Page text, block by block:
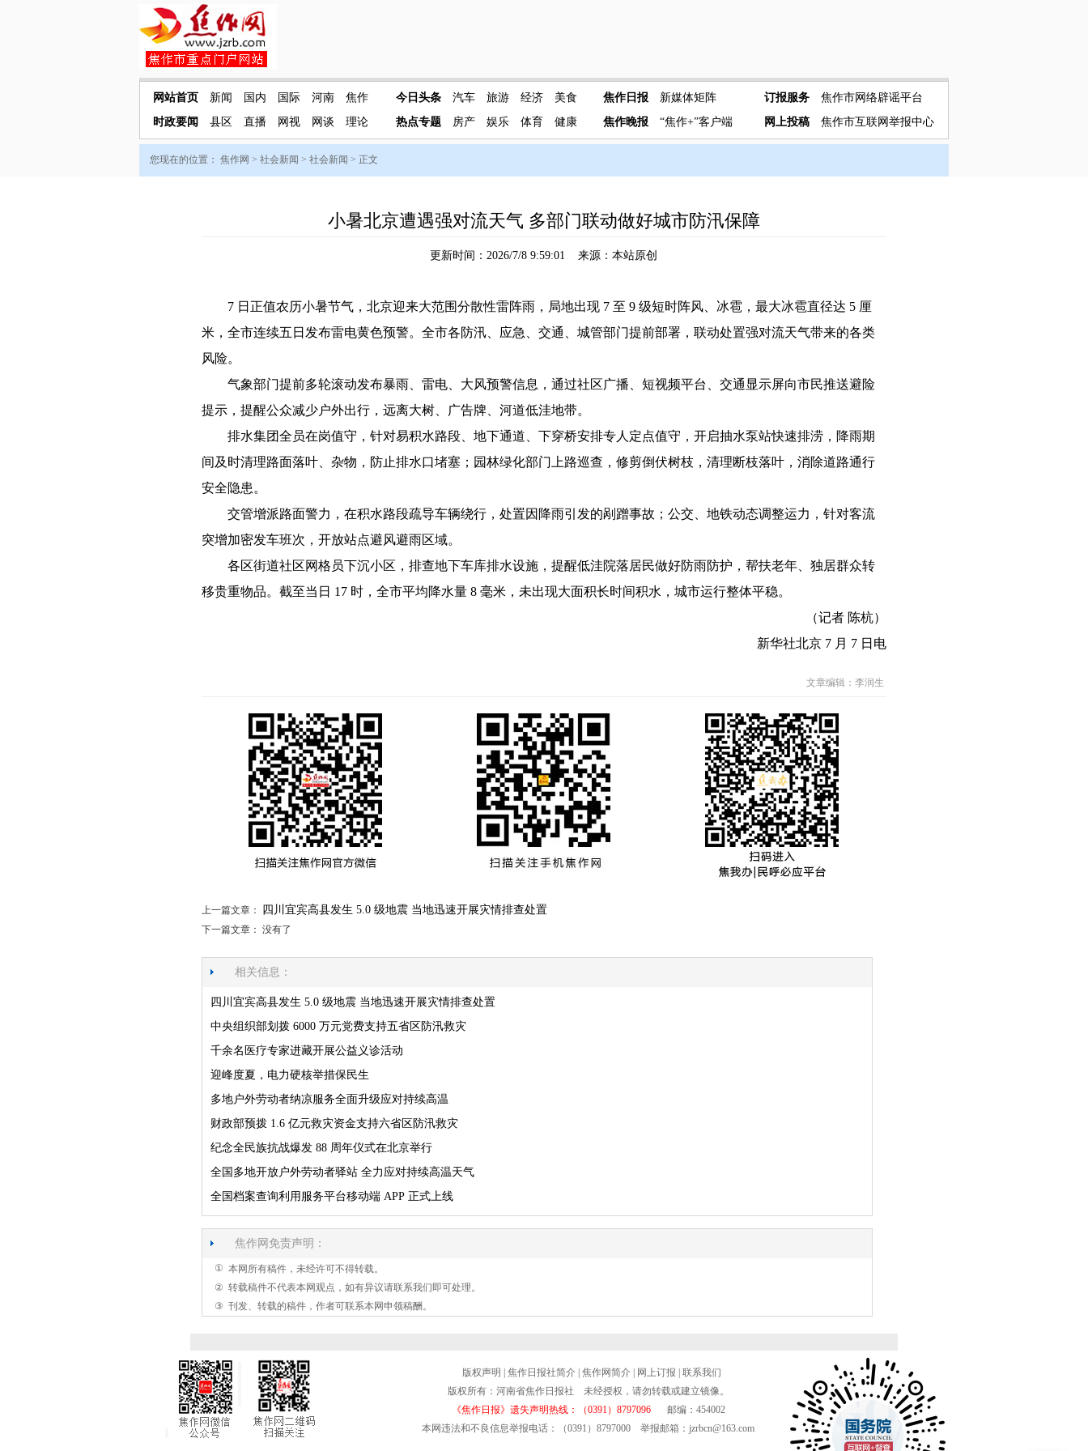
网站首页 新闻 国内 国际 河南
焦作
时政要闻
县区 直播 网视 网谈 理论
今日头条 汽车 旅游 经济
美食
热点专题
房产 娱乐 体育 健康
焦作日报
新媒体矩阵
焦作晚报
“焦作+”客户端
订报服务
焦作市网络辟谣平台
网上投稿
焦作市互联网举报中心
您现在的位置： 焦作网 > 社会新闻 > 社会新闻 > 正文
小暑北京遭遇强对流天气 多部门联动做好城市防汛保障
更新时间：2026/7/8 9:59:01 来源：本站原创
7 日正值农历小暑节气，北京迎来大范围分散性雷阵雨，局地出现 7 至 9 级短时阵风、冰雹，最大冰雹直径达 5 厘
米，全市连续五日发布雷电黄色预警。全市各防汛、应急、交通、城管部门提前部署，联动处置强对流天气带来的各类
风险。
气象部门提前多轮滚动发布暴雨、雷电、大风预警信息，通过社区广播、短视频平台、交通显示屏向市民推送避险
提示，提醒公众减少户外出行，远离大树、广告牌、河道低洼地带。
排水集团全员在岗值守，针对易积水路段、地下通道、下穿桥安排专人定点值守，开启抽水泵站快速排涝，降雨期
间及时清理路面落叶、杂物，防止排水口堵塞；园林绿化部门上路巡查，修剪倒伏树枝，清理断枝落叶，消除道路通行
安全隐患。
交管增派路面警力，在积水路段疏导车辆绕行，处置因降雨引发的剐蹭事故；公交、地铁动态调整运力，针对客流
突增加密发车班次，开放站点避风避雨区域。
各区街道社区网格员下沉小区，排查地下车库排水设施，提醒低洼院落居民做好防雨防护，帮扶老年、独居群众转
移贵重物品。截至当日 17 时，全市平均降水量 8 毫米，未出现大面积长时间积水，城市运行整体平稳。
（记者 陈杭）
新华社北京 7 月 7 日电
文章编辑：李润生
上一篇文章： 四川宜宾高县发生 5.0 级地震 当地迅速开展灾情排查处置
下一篇文章： 没有了
相关信息：
四川宜宾高县发生 5.0 级地震 当地迅速开展灾情排查处置
中央组织部划拨 6000 万元党费支持五省区防汛救灾
千余名医疗专家进藏开展公益义诊活动
迎峰度夏，电力硬核举措保民生
多地户外劳动者纳凉服务全面升级应对持续高温
财政部预拨 1.6 亿元救灾资金支持六省区防汛救灾
纪念全民族抗战爆发 88 周年仪式在北京举行
全国多地开放户外劳动者驿站 全力应对持续高温天气
全国档案查询利用服务平台移动端 APP 正式上线
焦作网免责声明：
① 本网所有稿件，未经许可不得转载。
② 转载稿件不代表本网观点，如有异议请联系我们即可处理。
③ 刊发、转载的稿件，作者可联系本网申领稿酬。
版权声明 焦作日报社简介| 焦作网简介| 网上订报
联系我们
版权所有：河南省焦作日报社 未经授权，请勿转载或建立镜像。
《焦作日报》遗失声明热线：（0391）8797096
邮编：454002
本网违法和不良信息举报电话：（0391）8797000 举报邮箱：jzrbcn@163.com